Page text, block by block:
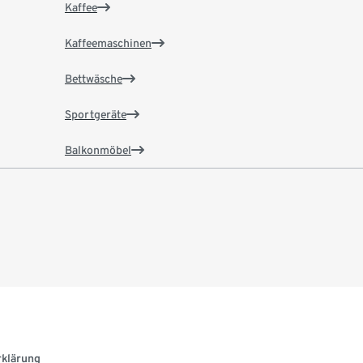
Kaffee
Kaffeemaschinen
Bettwäsche
Sportgeräte
Balkonmöbel